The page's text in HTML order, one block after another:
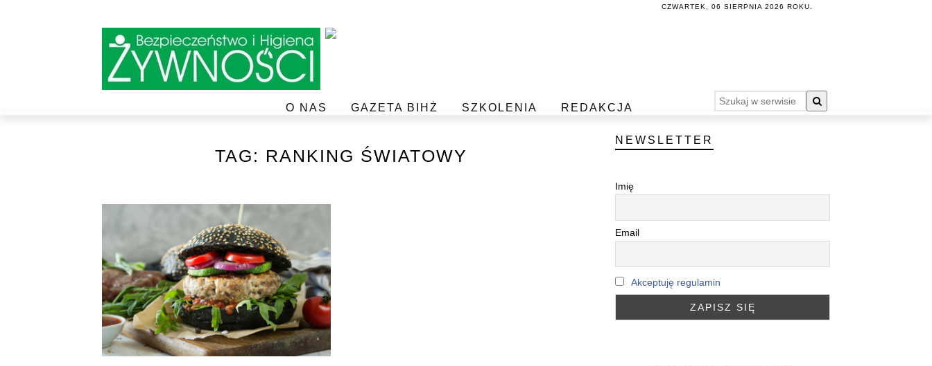
CZWARTEK, 06 SIERPNIA 2026 ROKU.
O NAS GAZETA BIHŻ SZKOLENIA REDAKCJA
TAG: RANKING ŚWIATOWY
NEWSLETTER
Imię
Email
Akceptuję regulamin